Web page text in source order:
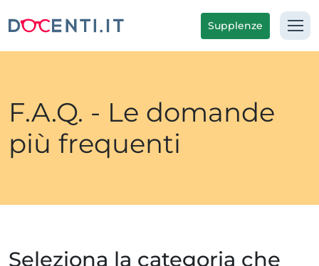
Supplenze
F.A.Q. - Le domande
più frequenti
Seleziona la categoria che